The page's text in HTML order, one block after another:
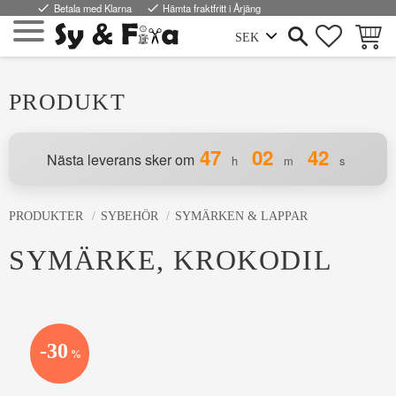
Meny
done Betala med Klarna done Hämta fraktfritt i Årjäng
PRODUKT
Nästa leverans sker om 47 h 02 m 42 s
PRODUKTER SYBEHÖR SYMÄRKEN & LAPPAR
SYMÄRKE, KROKODIL
30 %